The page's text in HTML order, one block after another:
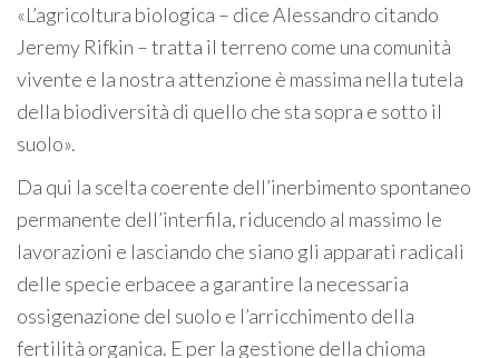
«L’agricoltura biologica – dice Alessandro citando
Jeremy Rifkin – tratta il terreno come una comunità
vivente e la nostra attenzione è massima nella tutela
della biodiversità di quello che sta sopra e sotto il
suolo».
Da qui la scelta coerente dell’inerbimento spontaneo
permanente dell’interfila, riducendo al massimo le
lavorazioni e lasciando che siano gli apparati radicali
delle specie erbacee a garantire la necessaria
ossigenazione del suolo e l’arricchimento della
fertilità organica. E per la gestione della chioma